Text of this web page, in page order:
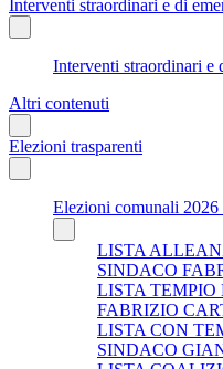
Interventi straordinari e di
Interventi straordinari e
Altri contenuti
Elezioni trasparenti
Elezioni comunali
LISTA
SINDACO
LISTA
FABRIZIO
LISTA CON
SINDACO